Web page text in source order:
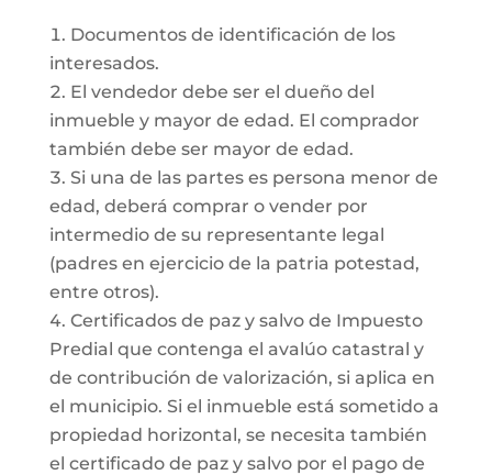
Documentos de identificación de los
interesados.
El vendedor debe ser el dueño del
inmueble y mayor de edad. El comprador
también debe ser mayor de edad.
Si una de las partes es persona menor de
edad, deberá comprar o vender por
intermedio de su representante legal
(padres en ejercicio de la patria potestad,
entre otros).
Certificados de paz y salvo de Impuesto
Predial que contenga el avalúo catastral y
de contribución de valorización, si aplica en
el municipio. Si el inmueble está sometido a
propiedad horizontal, se necesita también
el certificado de paz y salvo por el pago de